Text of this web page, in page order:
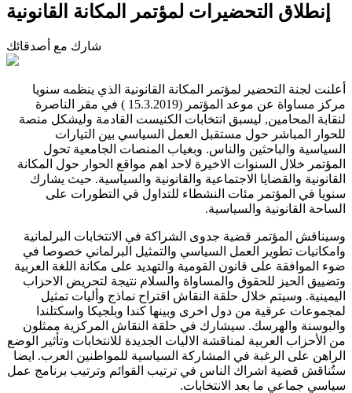
إنطلاق التحضيرات لمؤتمر المكانة القانونية
شارك مع أصدقائك
أعلنت لجنة التحضير لمؤتمر المكانة القانونية الذي ينظمه سنويا
مركز مساواة عن موعد المؤتمر (15.3.2019 ) في مقر الناصرة
لنقابة المحامين, ليسبق انتخابات الكنيست القادمة وليشكل منصة
للحوار المباشر حول مستقبل العمل السياسي بين التيارات
السياسية والباحثين والناس. وبغياب المنصات الجامعية تحول
المؤتمر خلال السنوات الاخيرة لاحد اهم مواقع الحوار حول المكانة
القانونية والقضايا الاجتماعية والقانونية والسياسية. حيث يشارك
سنويا في المؤتمر مئات النشطاء للتداول في التطورات على
الساحة القانونية والسياسية.
وسيناقش المؤتمر قضية جدوى الشراكة في الانتخابات البرلمانية
وامكانيات تطوير العمل السياسي والتمثيل البرلماني خصوصا في
ضوء الموافقة على قانون القومية والتهديد على مكانة اللغة العربية
وتضييق الحيز للحقوق والمساواة والسلام نتيجة لتحريض الاحزاب
اليمينية. وسيتم خلال حلقة النقاش اقتراح نماذج وأليات تمثيل
لمجموعات عرقية من دول اخرى وبينها كندا وبلجيكا واسكتلندا
والبوسنة والهرسك. سيشارك في حلقة النقاش المركزية ممثلون
من الأحزاب العربية لمناقشة الاليات الجديدة للانتخابات وتأثير الوضع
الراهن على الرغبة في المشاركة السياسية للمواطنين العرب. ايضا
ستُناقش قضية اشراك الناس في ترتيب القوائم وترتيب برنامج عمل
سياسي جماعي ما بعد الانتخابات.